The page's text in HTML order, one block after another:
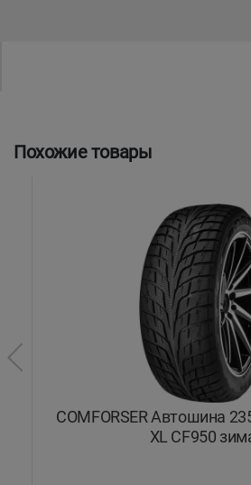
Похожие товары
COMFORSER Автошина
XL CF950